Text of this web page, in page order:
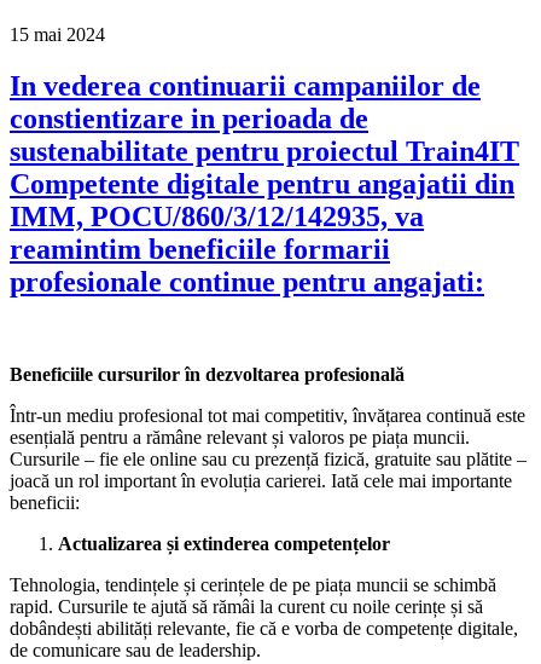
15 mai 2024
In vederea continuarii campaniilor de
constientizare in perioada de
sustenabilitate pentru proiectul Train4IT
Competente digitale pentru angajatii din
IMM, POCU/860/3/12/142935, va
reamintim beneficiile formarii
profesionale continue pentru angajati:
Beneficiile cursurilor în dezvoltarea profesională
Într-un mediu profesional tot mai competitiv, învățarea continuă este
esențială pentru a rămâne relevant și valoros pe piața muncii.
Cursurile – fie ele online sau cu prezență fizică, gratuite sau plătite –
joacă un rol important în evoluția carierei. Iată cele mai importante
beneficii:
Actualizarea și extinderea competențelor
Tehnologia, tendințele și cerințele de pe piața muncii se schimbă
rapid. Cursurile te ajută să rămâi la curent cu noile cerințe și să
dobândești abilități relevante, fie că e vorba de competențe digitale,
de comunicare sau de leadership.